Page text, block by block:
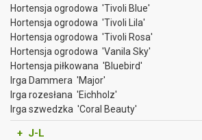
Hortensja ogrodowa 'Tivoli Blue'
Hortensja ogrodowa 'Tivoli Lila'
Hortensja ogrodowa 'Tivoli Rosa'
Hortensja ogrodowa 'Vanila Sky'
Hortensja piłkowana 'Bluebird'
Irga Dammera 'Major'
Irga rozesłana 'Eichholz'
Irga szwedzka 'Coral Beauty'
+ J-L